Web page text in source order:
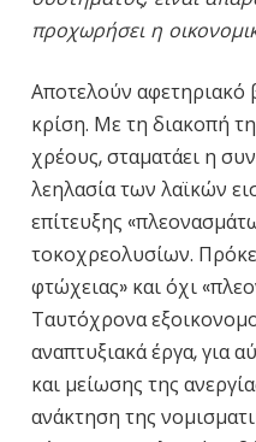
προχωρήσει η
Αποτελούν αφετηριακό
κρίση. Με τη διακοπή
χρέους, σταματάει η
λεηλασία των λαϊκών
επίτευξης
τοκοχρεολυσίων.
φτώχειας» και όχι
Ταυτόχρονα
αναπτυξιακά έργα, για
και μείωσης της
ανάκτηση της